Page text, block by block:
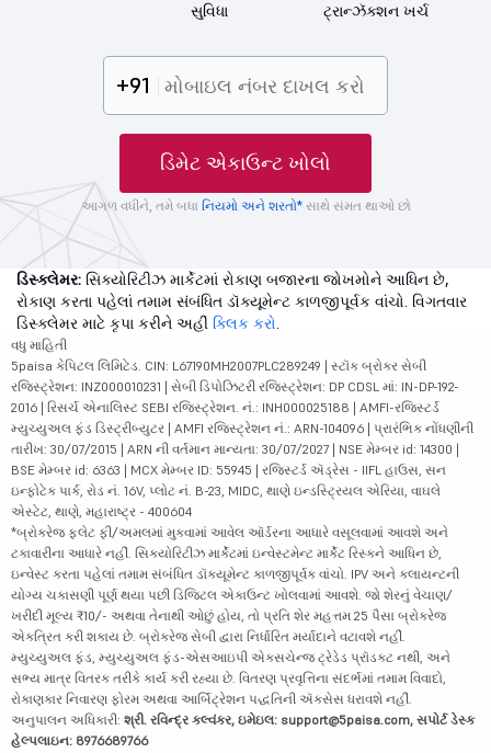
સુવિધા
ટ્રાન્ઝૅક્શન ખર્ચ
+91
ડિમેટ એકાઉન્ટ ખોલો
આગળ વધીને, તમે બધા નિયમો અને શરતો*સાથે સંમત થાઓ છો
ડિસ્ક્લેમર: સિક્યોરિટીઝ માર્કેટમાં રોકાણ બજારના જોખમોને આધિન છે,
રોકાણ કરતા પહેલાં તમામ સંબંધિત ડૉક્યૂમેન્ટ કાળજીપૂર્વક વાંચો. વિગતવાર
ડિસ્ક્લેમર માટે કૃપા કરીને અહીં ક્લિક કરો.
વધુ માહિતી
5paisa કેપિટલ લિમિટેડ. CIN: L67190MH2007PLC289249 | સ્ટૉક બ્રોકર સેબી
રજિસ્ટ્રેશન: INZ000010231 | સેબી ડિપોઝિટરી રજિસ્ટ્રેશન: DP CDSL માં: IN-DP-192-
2016 | રિસર્ચ એનાલિસ્ટ SEBI રજિસ્ટ્રેશન. નં.: INH000025188 | AMFI-રજિસ્ટર્ડ
મ્યુચ્યુઅલ ફંડ ડિસ્ટ્રીબ્યુટર | AMFI રજિસ્ટ્રેશન નં.: ARN-104096 | પ્રારંભિક નોંધણીની
તારીખ: 30/07/2015 | ARN ની વર્તમાન માન્યતા: 30/07/2027 | NSE મેમ્બર id: 14300 |
BSE મેમ્બર id: 6363 | MCX મેમ્બર ID: 55945 | રજિસ્ટર્ડ ઍડ્રેસ - IIFL હાઉસ, સન
ઇન્ફોટેક પાર્ક, રોડ નં. 16V, પ્લોટ નં. B-23, MIDC, થાણે ઇન્ડસ્ટ્રિયલ એરિયા, વાઘલે
એસ્ટેટ, થાણે, મહારાષ્ટ્ર - 400604
*બ્રોકરેજ ફ્લેટ ફી/અમલમાં મુકવામાં આવેલ ઑર્ડરના આધારે વસૂલવામાં આવશે અને
ટકાવારીના આધારે નહીં. સિક્યોરિટીઝ માર્કેટમાં ઇન્વેસ્ટમેન્ટ માર્કેટ રિસ્કને આધિન છે,
ઇન્વેસ્ટ કરતા પહેલાં તમામ સંબંધિત ડૉક્યૂમેન્ટ કાળજીપૂર્વક વાંચો. IPV અને ક્લાયન્ટની
યોગ્ય ચકાસણી પૂર્ણ થયા પછી ડિજિટલ એકાઉન્ટ ખોલવામાં આવશે. જો શેરનું વેચાણ/
ખરીદી મૂલ્ય ₹10/- અથવા તેનાથી ઓછું હોય, તો પ્રતિ શેર મહત્તમ 25 પૈસા બ્રોકરેજ
એકત્રિત કરી શકાય છે. બ્રોકરેજ સેબી દ્વારા નિર્ધારિત મર્યાદાને વટાવશે નહીં.
મ્યુચ્યુઅલ ફંડ, મ્યુચ્યુઅલ ફંડ-એસઆઇપી એક્સચેન્જ ટ્રેડેડ પ્રૉડક્ટ નથી, અને
સભ્ય માત્ર વિતરક તરીકે કાર્ય કરી રહ્યા છે. વિતરણ પ્રવૃત્તિના સંદર્ભમાં તમામ વિવાદો,
રોકાણકાર નિવારણ ફોરમ અથવા આર્બિટ્રેશન પદ્ધતિની ઍક્સેસ ધરાવશે નહીં.
અનુપાલન અધિકારી: શ્રી. રવિન્દ્ર કલ્વંકર, ઇમેઇલ: support@5paisa.com, સપોર્ટ ડેસ્ક
હેલ્પલાઇન: 8976689766